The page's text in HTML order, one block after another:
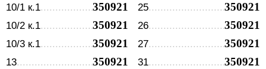
10/1 к.1 350921
10/2 к.1 350921
10/3 к.1 350921
13 350921
25 350921
26 350921
27 350921
31 350921